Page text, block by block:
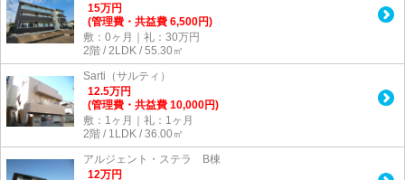
15万円
(管理費・共益費 6,500円)
敷：0ヶ月｜礼：30万円
2階 / 2LDK / 55.30㎡
Sarti（サルティ）
12.5万円
(管理費・共益費 10,000円)
敷：1ヶ月｜礼：1ヶ月
2階 / 1LDK / 36.00㎡
アルジェント・ステラ B棟
12万円